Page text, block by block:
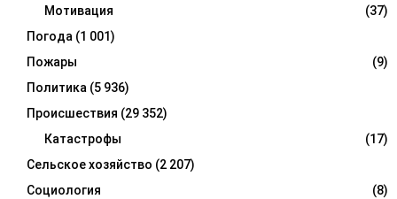
Мотивация
(37)
Погода (1 001)
Пожары
(9)
Политика (5 936)
Происшествия (29 352)
Катастрофы
(17)
Сельское хозяйство (2 207)
Социология
(8)